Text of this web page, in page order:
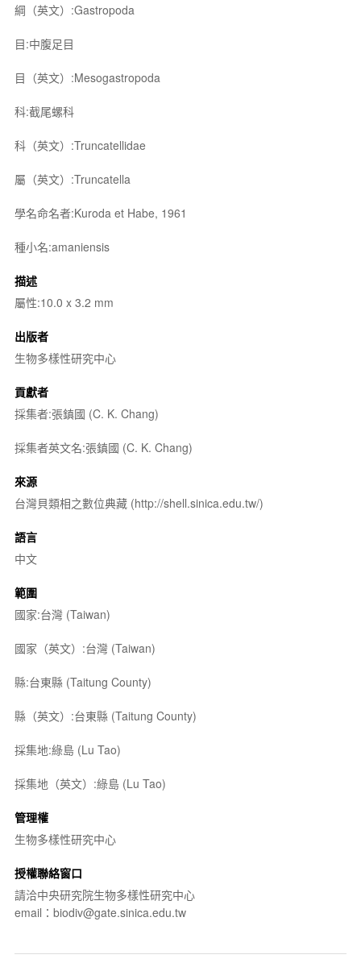
綱（英文）:Gastropoda
目:中腹足目
目（英文）:Mesogastropoda
科:截尾螺科
科（英文）:Truncatellidae
屬（英文）:Truncatella
學名命名者:Kuroda et Habe, 1961
種小名:amaniensis
描述
屬性:10.0 x 3.2 mm
出版者
生物多樣性研究中心
貢獻者
採集者:張鎮國 (C. K. Chang)
採集者英文名:張鎮國 (C. K. Chang)
來源
台灣貝類相之數位典藏 (http://shell.sinica.edu.tw/)
語言
中文
範圍
國家:台灣 (Taiwan)
國家（英文）:台灣 (Taiwan)
縣:台東縣 (Taitung County)
縣（英文）:台東縣 (Taitung County)
採集地:綠島 (Lu Tao)
採集地（英文）:綠島 (Lu Tao)
管理權
生物多樣性研究中心
授權聯絡窗口
請洽中央研究院生物多樣性研究中心
email：biodiv@gate.sinica.edu.tw